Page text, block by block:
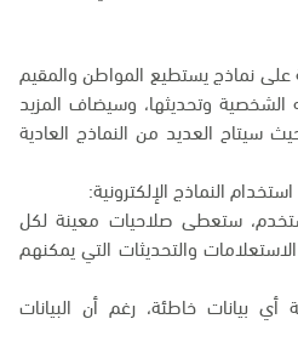
على نماذج يستطيع المواطن والمقيم
الشخصية وتحديثها، وسيضاف المزيد
سيتاح العديد من النماذج العادية
النماذج الإلكترونية:
ستعطى صلاحيات معينة لكل
والتحديثات التي يمكنهم
بيانات خاطئة، رغم أن البيانات